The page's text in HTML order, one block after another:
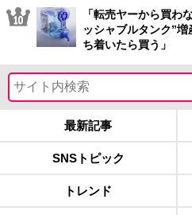
「転売ヤーから買わ
ッシャブルタンク”
ち着いたら買う」
最新記事
SNSトピック
トレンド